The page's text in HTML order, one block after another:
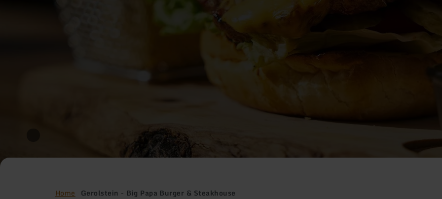
Home Gerolstein - Big Papa Burger & Steakhouse